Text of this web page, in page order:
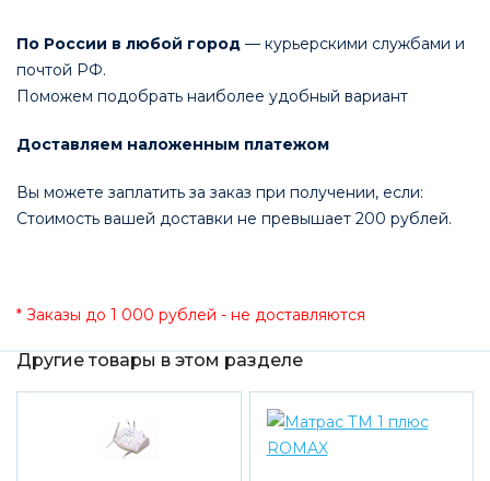
По России в любой город — курьерскими службами и
почтой РФ.
Поможем подобрать наиболее удобный вариант
Доставляем наложенным платежом
Вы можете заплатить за заказ при получении, если:
Стоимость вашей доставки не превышает 200 рублей.
* Заказы до 1 000 рублей - не доставляются
Другие товары в этом разделе